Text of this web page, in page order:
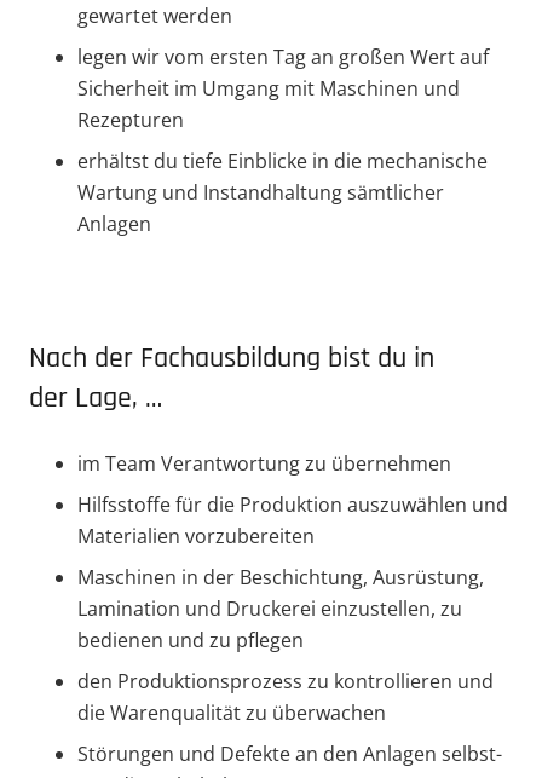
gewartet werden
legen wir vom ersten Tag an großen Wert auf
Sicherheit im Umgang mit Maschinen und
Rezepturen
erhältst du tiefe Einblicke in die mecha­nische
Wartung und Instand­haltung sämtlicher
Anlagen
Nach der Fachaus­bildung bist du in
der Lage, …
im Team Verant­wortung zu übernehmen
Hilfs­stoffe für die Produktion auszu­wählen und
Materialien vorzubereiten
Maschinen in der Beschichtung, Ausrüstung,
Lamination und Druckerei einzu­stellen, zu
bedienen und zu pflegen
den Produk­ti­ons­prozess zu kontrol­lieren und
die Waren­qua­lität zu überwachen
Störungen und Defekte an den Anlagen selbst­